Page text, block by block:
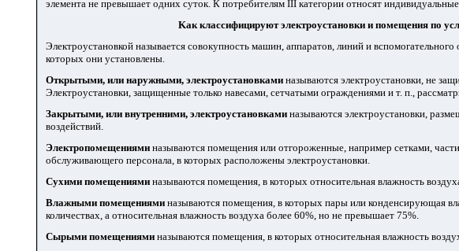
элемента не превышает одних суток. К потребителям III категории относят
Kак классифицируют электроустановки и помещения по
Электроустановкой называется совокупность машин, аппаратов, линий и
которых они установлены.
Открытыми, или наружными, электроустановками называются электроустановки, не
Электроустановки, защищенные только навесами, сетчатыми ограждениями и т. п.,
Закрытыми, или внутренними, электроустановками называются электроустановки,
воздействий.
Электропомещениями называются помещения или отгороженные, например сетками,
обслуживающего персонала, в которых расположены электроустановки.
Сухими помещениями называются помещения, в которых относительная влажность
Влажными помещениями называются помещения, в которых пары или конденсирующая
количествах, а относительная влажность воздуха более 60%, но не превышает 75%.
Сырыми помещениями называются помещения, в которых относительная влажность